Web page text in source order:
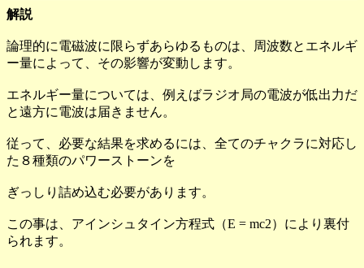
解説
論理的に電磁波に限らずあらゆるものは、周波数とエネルギ
ー量によって、その影響が変動します。
エネルギー量については、例えばラジオ局の電波が低出力だ
と遠方に電波は届きません。
従って、必要な結果を求めるには、全てのチャクラに対応し
た８種類のパワーストーンを
ぎっしり詰め込む必要があります。
この事は、アインシュタイン方程式（E = mc2）により裏付
られます。